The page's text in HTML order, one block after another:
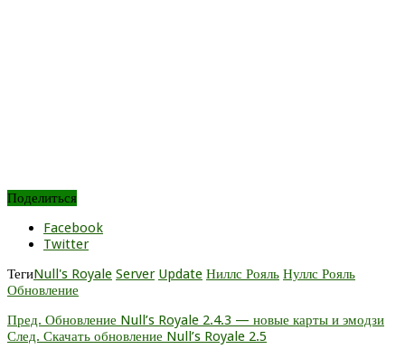
Поделиться
Facebook
Twitter
ТегиNull's Royale Server Update Ниллс Рояль Нуллс Рояль
Обновление
Пред. Обновление Null’s Royale 2.4.3 — новые карты и эмодзи
След. Скачать обновление Null’s Royale 2.5